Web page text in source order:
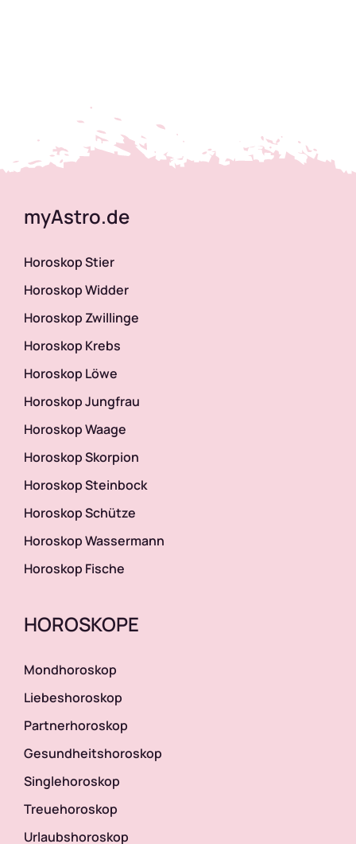
myAstro.de
Horoskop Stier
Horoskop Widder
Horoskop Zwillinge
Horoskop Krebs
Horoskop Löwe
Horoskop Jungfrau
Horoskop Waage
Horoskop Skorpion
Horoskop Steinbock
Horoskop Schütze
Horoskop Wassermann
Horoskop Fische
HOROSKOPE
Mondhoroskop
Liebeshoroskop
Partnerhoroskop
Gesundheitshoroskop
Singlehoroskop
Treuehoroskop
Urlaubshoroskop